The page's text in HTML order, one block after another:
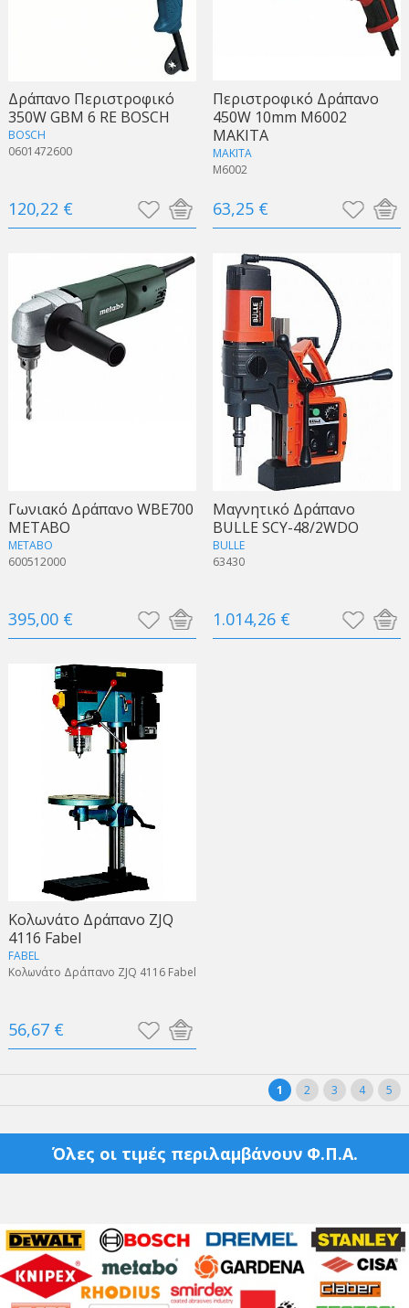
Δράπανο Περιστροφικό
350W GBM 6 RE BOSCH
BOSCH
0601472600
120,22 €
Περιστροφικό Δράπανο
450W 10mm M6002
MAKITA
MAKITA
M6002
63,25 €
Γωνιακό Δράπανο WBE700
METABO
METABO
600512000
395,00 €
Μαγνητικό Δράπανο
BULLE SCY-48/2WDO
BULLE
63430
1.014,26 €
Κολωνάτο Δράπανο ZJQ
4116 Fabel
FABEL
Κολωνάτο Δράπανο ZJQ 4116 Fabel
56,67 €
1 2 3 4 5
Όλες οι τιμές περιλαμβάνουν Φ.Π.Α.